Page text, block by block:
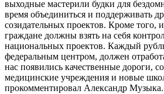
выходные мастерили будки для
время объединиться и поддерживать
созидательных проектов. Кроме того,
граждане должны взять на себя
национальных проектов. Каждый
федеральным центром, должен
нас появились качественные дороги,
медицинские учреждения и новые
прокомментировал Александр Музыка.